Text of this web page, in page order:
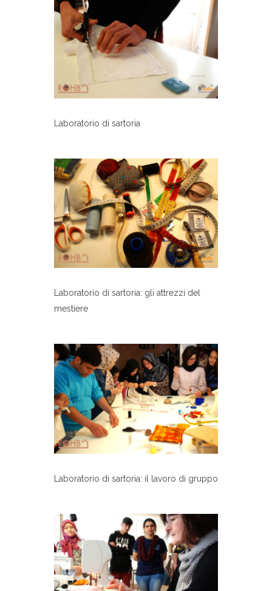
Laboratorio di sartoria
Laboratorio di sartoria: gli attrezzi del
mestiere
Laboratorio di sartoria: il lavoro di gruppo